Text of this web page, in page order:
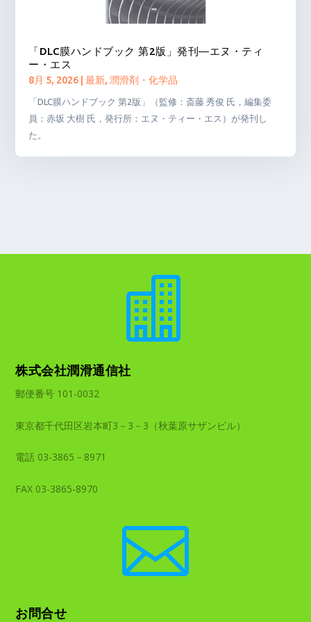
「DLC膜ハンドブック 第2版」発刊―エヌ・ティ
ー・エス
8月 5, 2026 |最新,潤滑剤・化学品
「DLC膜ハンドブック 第2版」（監修：斎藤 秀俊 氏，編集委
員：赤坂 大樹 氏，発行所：エヌ・ティー・エス）が発刊し
た。

株式会社潤滑通信社
郵便番号 101-0032
東京都千代田区岩本町3－3－3（秋葉原サザンビル）
電話 03-3865－8971
FAX 03-3865-8970

お問合せ